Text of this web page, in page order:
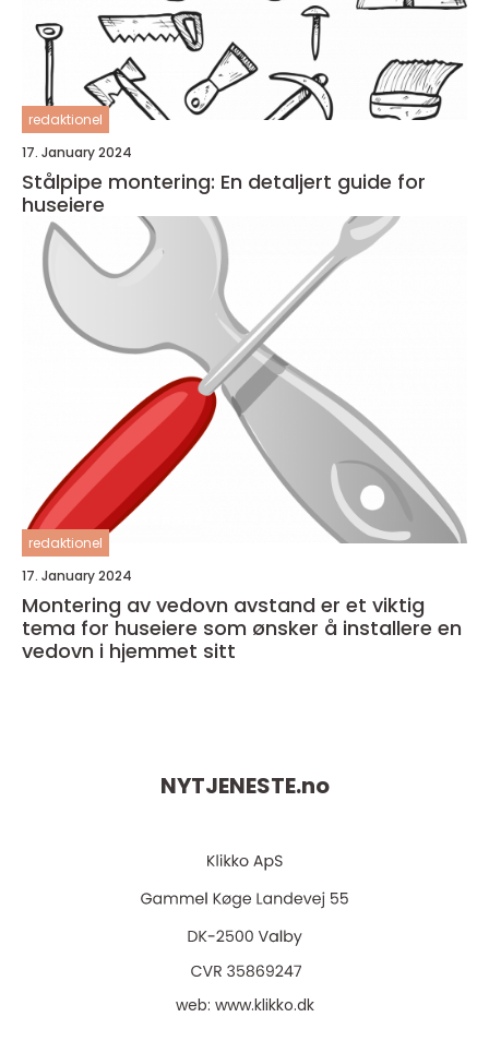
redaktionel
17. January 2024
Stålpipe montering: En detaljert guide for
huseiere
redaktionel
17. January 2024
Montering av vedovn avstand er et viktig
tema for huseiere som ønsker å installere en
vedovn i hjemmet sitt
NYTJENESTE.no
web: www.klikko.dk